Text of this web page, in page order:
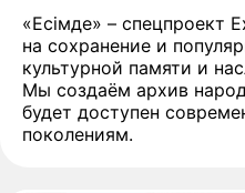
«Есімде» – спецпроект
на сохранение и
культурной памяти и
Мы создаём архив
будет доступен
поколениям.